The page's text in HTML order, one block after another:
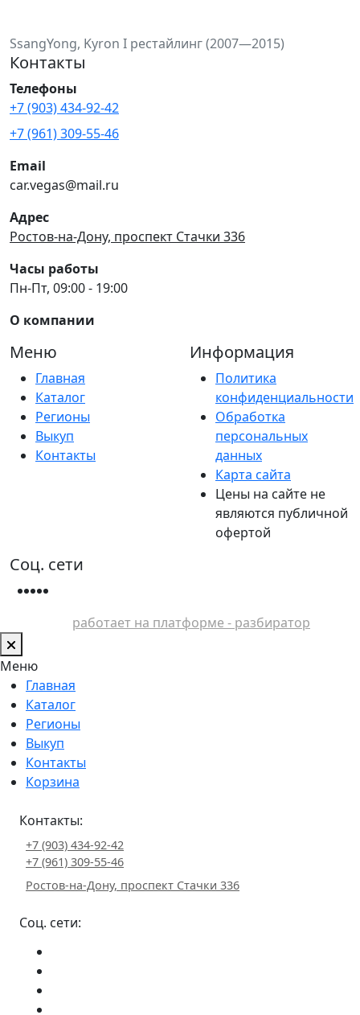
SsangYong, Kyron I рестайлинг (2007—2015)
Контакты
Телефоны
+7 (903) 434-92-42
+7 (961) 309-55-46
Email
car.vegas@mail.ru
Адрес
Ростов-на-Дону, проспект Стачки 336
Часы работы
Пн-Пт, 09:00 - 19:00
О компании
Меню
Главная
Каталог
Регионы
Выкуп
Контакты
Информация
Политика
конфиденциальности
Обработка
персональных
данных
Карта сайта
Цены на сайте не
являются публичной
офертой
Соц. сети
работает на платформе - разбиратор
Меню
Главная
Каталог
Регионы
Выкуп
Контакты
Корзина
Контакты:
+7 (903) 434-92-42
+7 (961) 309-55-46
Ростов-на-Дону, проспект Стачки 336
Соц. сети: